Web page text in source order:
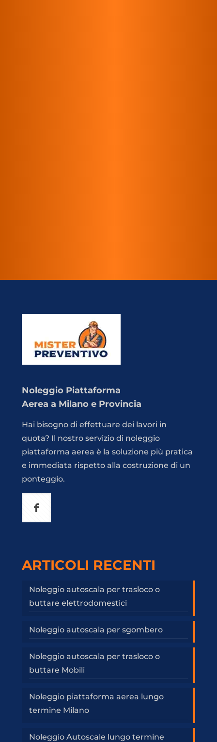
Noleggio Piattaforma
Aerea a Milano e Provincia
Hai bisogno di effettuare dei lavori in
quota? Il nostro servizio di noleggio
piattaforma aerea è la soluzione più pratica
e immediata rispetto alla costruzione di un
ponteggio.
ARTICOLI RECENTI
Noleggio autoscala per trasloco o
buttare elettrodomestici
Noleggio autoscala per sgombero
Noleggio autoscala per trasloco o
buttare Mobili
Noleggio piattaforma aerea lungo
termine Milano
Noleggio Autoscale lungo termine